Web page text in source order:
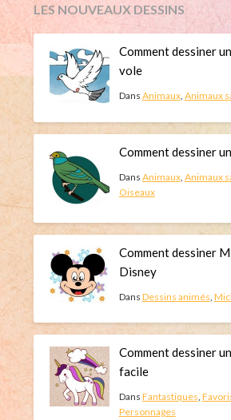
LES NOUVEAUX DESSINS
Comment dessiner
vole
Dans Animaux, Animaux
Comment dessiner
Dans Animaux, Animaux
Oiseaux
Comment dessiner
Disney
Dans Dessins animés
Comment dessiner
facile
Dans Fantastiques,
Personnages